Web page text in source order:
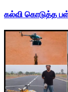
கல்வி கொடுத்த